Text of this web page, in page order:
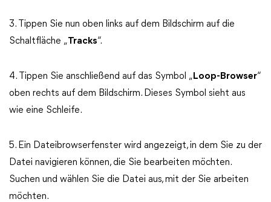
3. Tippen Sie nun oben links auf dem Bildschirm auf die
Schaltfläche „Tracks“.
4. Tippen Sie anschließend auf das Symbol „ Loop-Browser“
oben rechts auf dem Bildschirm. Dieses Symbol sieht aus
wie eine Schleife.
5. Ein Dateibrowserfenster wird angezeigt, in dem Sie zu der
Datei navigieren können, die Sie bearbeiten möchten.
Suchen und wählen Sie die Datei aus, mit der Sie arbeiten
möchten.